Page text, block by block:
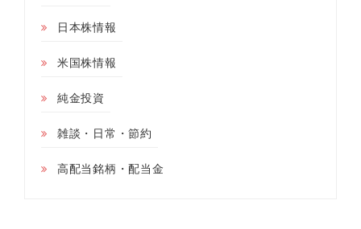
日本株情報
米国株情報
純金投資
雑談・日常・節約
高配当銘柄・配当金